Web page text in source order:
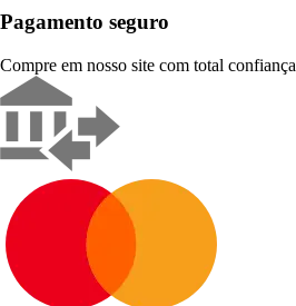
Pagamento seguro
Compre em nosso site com total confiança